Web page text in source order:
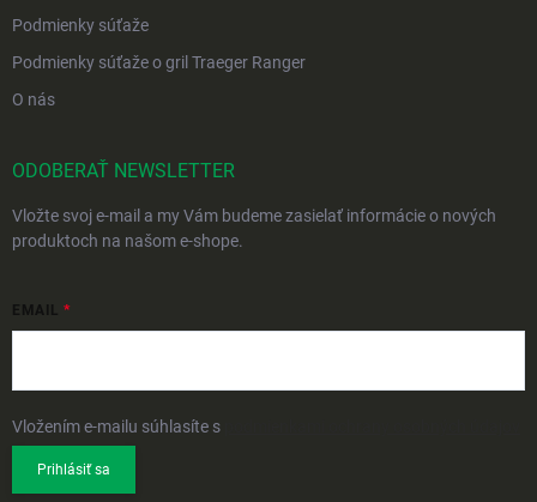
Podmienky súťaže
Podmienky súťaže o gril Traeger Ranger
O nás
ODOBERAŤ NEWSLETTER
Vložte svoj e-mail a my Vám budeme zasielať informácie o nových
produktoch na našom e-shope.
EMAIL
Vložením e-mailu súhlasíte s
Prihlásiť sa